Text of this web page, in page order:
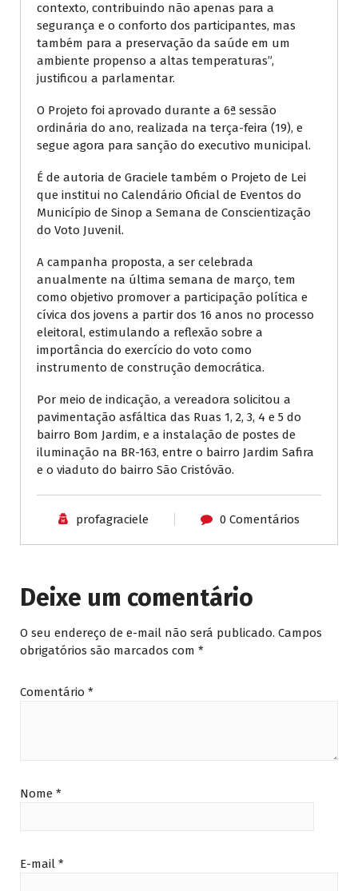
contexto, contribuindo não apenas para a
segurança e o conforto dos participantes, mas
também para a preservação da saúde em um
ambiente propenso a altas temperaturas”,
justificou a parlamentar.
O Projeto foi aprovado durante a 6ª sessão
ordinária do ano, realizada na terça-feira (19), e
segue agora para sanção do executivo municipal.
É de autoria de Graciele também o Projeto de Lei
que institui no Calendário Oficial de Eventos do
Município de Sinop a Semana de Conscientização
do Voto Juvenil.
A campanha proposta, a ser celebrada
anualmente na última semana de março, tem
como objetivo promover a participação política e
cívica dos jovens a partir dos 16 anos no processo
eleitoral, estimulando a reflexão sobre a
importância do exercício do voto como
instrumento de construção democrática.
Por meio de indicação, a vereadora solicitou a
pavimentação asfáltica das Ruas 1, 2, 3, 4 e 5 do
bairro Bom Jardim, e a instalação de postes de
iluminação na BR-163, entre o bairro Jardim Safira
e o viaduto do bairro São Cristóvão.
profagraciele 0 Comentários
Deixe um comentário
O seu endereço de e-mail não será publicado. Campos
obrigatórios são marcados com *
Comentário *
Nome *
E-mail *